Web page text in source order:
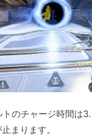
のチャージ時間は
まります。